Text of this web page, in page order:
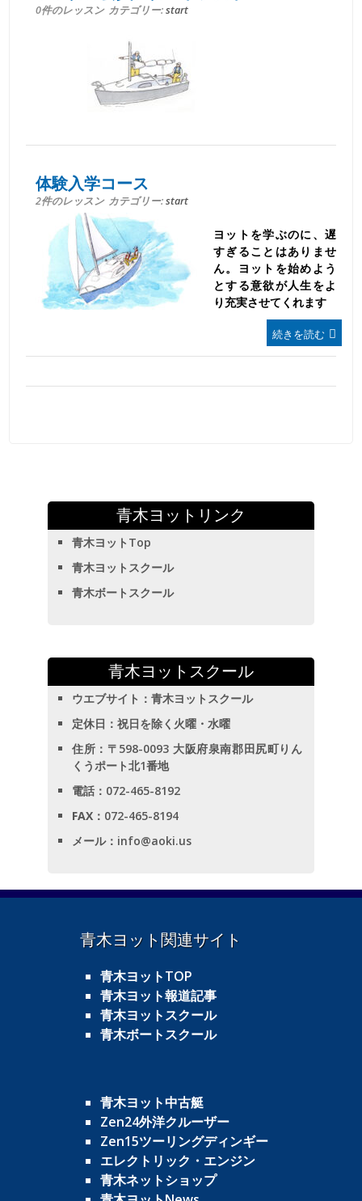
0件のレッスン カテゴリー:start
体験入学コース
2件のレッスン カテゴリー:start
ヨットを学ぶのに、遅
すぎることはありませ
ん。ヨットを始めよう
とする意欲が人生をよ
り充実させてくれます
続きを読む
青木ヨットリンク
青木ヨットTop
青木ヨットスクール
青木ボートスクール
青木ヨットスクール
ウエブサイト： 青木ヨットスクール
定休日 ：祝日を除く火曜・水曜
住所 ：〒598-0093 大阪府泉南郡田尻町りん
くうポート北1番地
電話 ：072-465-8192
FAX ：072-465-8194
メール： info@aoki.us
青木ヨット関連サイト
青木ヨットTOP
青木ヨット報道記事
青木ヨットスクール
青木ボートスクール
青木ヨット中古艇
Zen24外洋クルーザー
Zen15ツーリングディンギー
エレクトリック・エンジン
青木ネットショップ